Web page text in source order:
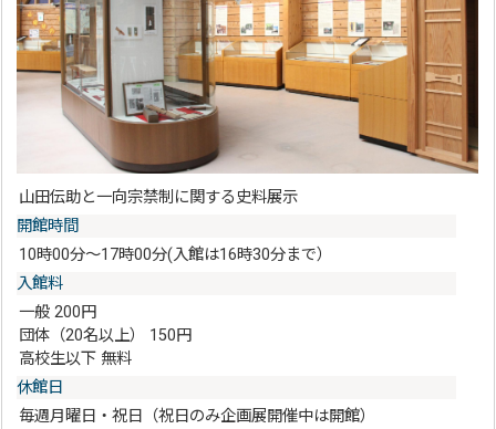
山田伝助と一向宗禁制に関する史料展示
開館時間
10時00分～17時00分(入館は16時30分まで）
入館料
一般 200円
団体（20名以上） 150円
高校生以下 無料
休館日
毎週月曜日・祝日（祝日のみ企画展開催中は開館）